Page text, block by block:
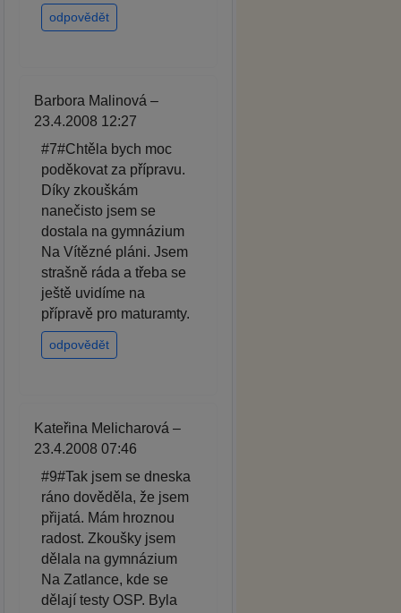
odpovědět
Barbora Malinová –
23.4.2008 12:27
#7#Chtěla bych moc
poděkovat za přípravu.
Díky zkouškám
nanečisto jsem se
dostala na gymnázium
Na Vítězné pláni. Jsem
strašně ráda a třeba se
ještě uvidíme na
přípravě pro maturamty.
odpovědět
Kateřina Melicharová –
23.4.2008 07:46
#9#Tak jsem se dneska
ráno dověděla, že jsem
přijatá. Mám hroznou
radost. Zkoušky jsem
dělala na gymnázium
Na Zatlance, kde se
dělají testy OSP. Byla